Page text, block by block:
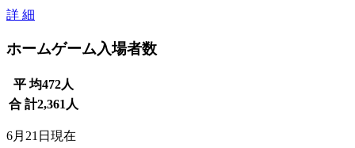
詳 細
ホームゲーム入場者数
平 均472人
合 計2,361 人
6月21日現在